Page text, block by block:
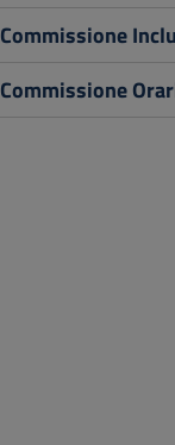
Commissione
Commissione